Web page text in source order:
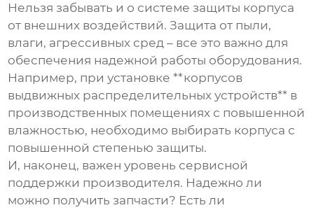
Нельзя забывать и о системе защиты корпуса
от внешних воздействий. Защита от пыли,
влаги, агрессивных сред – все это важно для
обеспечения надежной работы оборудования.
Например, при установке **корпусов
выдвижных распределительных устройств** в
производственных помещениях с повышенной
влажностью, необходимо выбирать корпуса с
повышенной степенью защиты.
И, наконец, важен уровень сервисной
поддержки производителя. Надежно ли
можно получить запчасти? Есть ли